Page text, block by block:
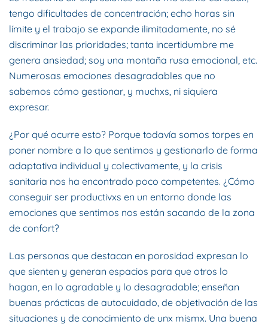
tengo dificultades de concentración; echo horas sin
límite y el trabajo se expande ilimitadamente, no sé
discriminar las prioridades; tanta incertidumbre me
genera ansiedad; soy una montaña rusa emocional, etc.
Numerosas emociones desagradables que no
sabemos cómo gestionar, y muchxs, ni siquiera
expresar.
¿Por qué ocurre esto? Porque todavía somos torpes en
poner nombre a lo que sentimos y gestionarlo de forma
adaptativa individual y colectivamente, y la crisis
sanitaria nos ha encontrado poco competentes. ¿Cómo
conseguir ser productivxs en un entorno donde las
emociones que sentimos nos están sacando de la zona
de confort?
Las personas que destacan en porosidad expresan lo
que sienten y generan espacios para que otros lo
hagan, en lo agradable y lo desagradable; enseñan
buenas prácticas de autocuidado, de objetivación de las
situaciones y de conocimiento de unx mismx. Una buena